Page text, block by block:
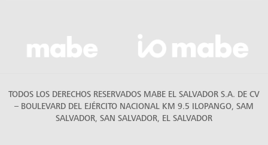
TODOS LOS DERECHOS RESERVADOS MABE EL SALVADOR S.A. DE CV
– BOULEVARD DEL EJÉRCITO NACIONAL KM 9.5 ILOPANGO, SAM
SALVADOR, SAN SALVADOR, EL SALVADOR